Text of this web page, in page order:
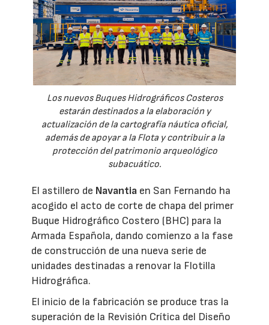
Los nuevos Buques Hidrográficos Costeros
estarán destinados a la elaboración y
actualización de la cartografía náutica oficial,
además de apoyar a la Flota y contribuir a la
protección del patrimonio arqueológico
subacuático.
El astillero de Navantia en San Fernando ha
acogido el acto de corte de chapa del primer
Buque Hidrográfico Costero (BHC) para la
Armada Española, dando comienzo a la fase
de construcción de una nueva serie de
unidades destinadas a renovar la Flotilla
Hidrográfica.
El inicio de la fabricación se produce tras la
superación de la Revisión Crítica del Diseño